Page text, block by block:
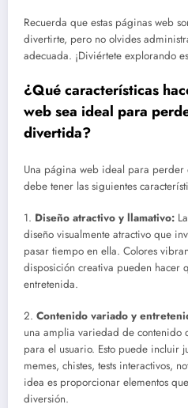
Recuerda que estas páginas web
divertirte, pero no olvides
adecuada. ¡Diviértete explorando
¿Qué características
web sea ideal para
divertida?
Una página web ideal para
debe tener las siguientes
1. Diseño atractivo y llamativo:
diseño visualmente atractivo que
pasar tiempo en ella. Colores
disposición creativa pueden hacer
entretenida.
2. Contenido variado y
una amplia variedad de contenido
para el usuario. Esto puede incluir
memes, chistes, tests interactivos,
idea es proporcionar elementos
diversión.